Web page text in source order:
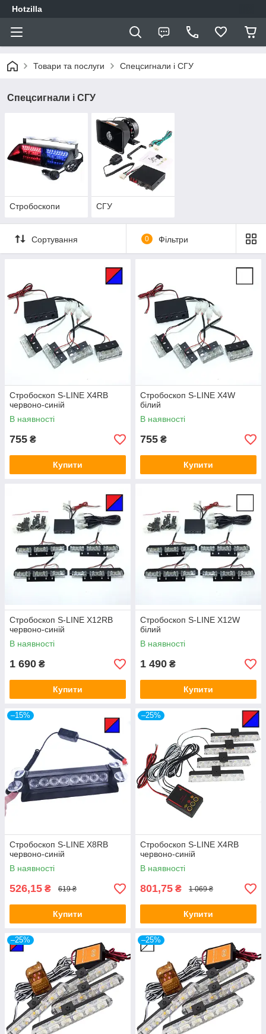
Hotzilla
Товари та послуги Спецсигнали і СГУ
Спецсигнали і СГУ
Стробоскопи СГУ
Сортування 0 Фільтри
Стробоскоп S-LINE X4RB
червоно-синій
В наявності
755 ₴
Купити
Стробоскоп S-LINE X4W
білий
В наявності
755 ₴
Купити
Стробоскоп S-LINE X12RB
червоно-синій
В наявності
1 690 ₴
Купити
Стробоскоп S-LINE X12W
білий
В наявності
1 490 ₴
Купити
–15%
Стробоскоп S-LINE X8RB
червоно-синій
В наявності
526,15 ₴ 619 ₴
Купити
–25%
Стробоскоп S-LINE X4RB
червоно-синій
В наявності
801,75 ₴ 1 069 ₴
Купити
–25% –25%